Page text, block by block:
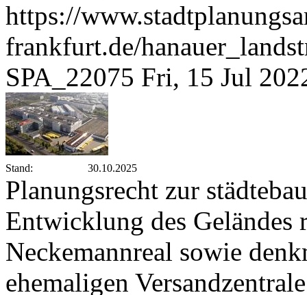
https://
frankfurt.de/
SPA_22075 Fri, 15 Jul
Stand: 30.10.2025
Planungsrecht zur
Entwicklung des Geländes
Neckemannreal sowie
ehemaligen